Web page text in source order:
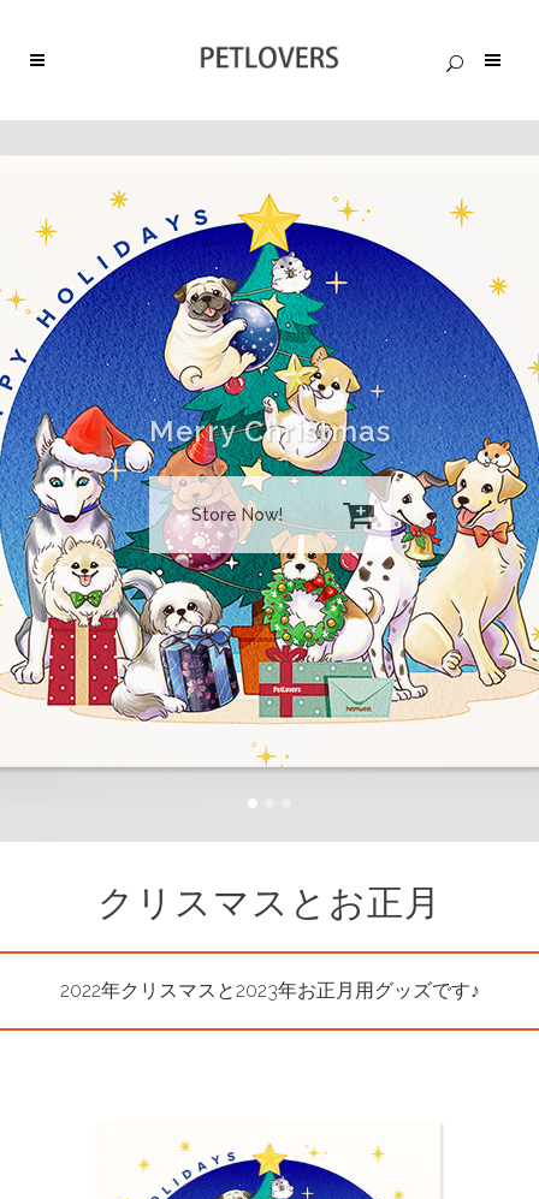
Merry Christmas
Store Now!
クリスマスとお正月
2022年クリスマスと2023年お正月用グッズです♪